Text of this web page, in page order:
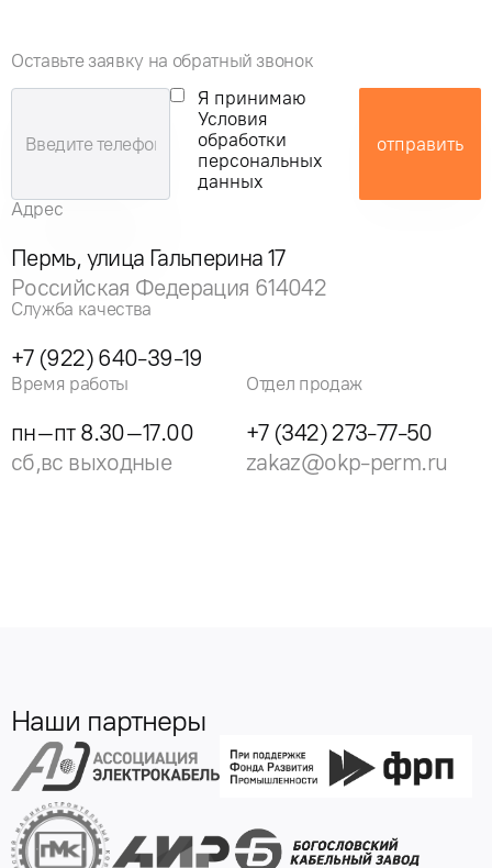
Оставьте заявку на обратный звонок
Я принимаю
Условия
обработки
персональных
данных
отправить
Адрес
Пермь, улица Гальперина 17
Российская Федерация 614042
Служба качества
+7 (922) 640-39-19
Время работы
пн–пт 8.30–17.00
сб,вс выходные
Отдел продаж
+7 (342) 273-77-50
zakaz@okp-perm.ru
Наши партнеры